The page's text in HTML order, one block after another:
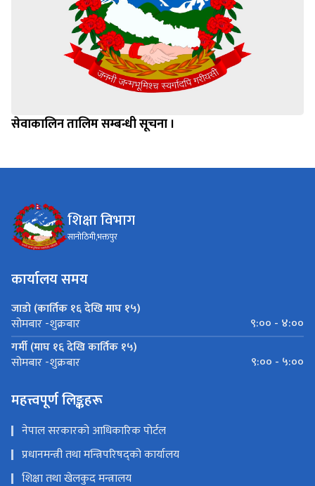
सेवाकालिन तालिम सम्बन्धी सूचना ।
शिक्षा विभाग
सानोठिमी,भक्तपुर
कार्यालय समय
जाडो (कार्तिक १६ देखि माघ १५)
सोमबार -शुक्रबार
९:०० - ४:००
गर्मी (माघ १६ देखि कार्तिक १५)
सोमबार -शुक्रबार ९:०० - ५:००
महत्त्वपूर्ण लिङ्कहरू
नेपाल सरकारको आधिकारिक पोर्टल
प्रधानमन्त्री तथा मन्त्रिपरिषद्को कार्यालय
शिक्षा तथा खेलकुद मन्त्रालय